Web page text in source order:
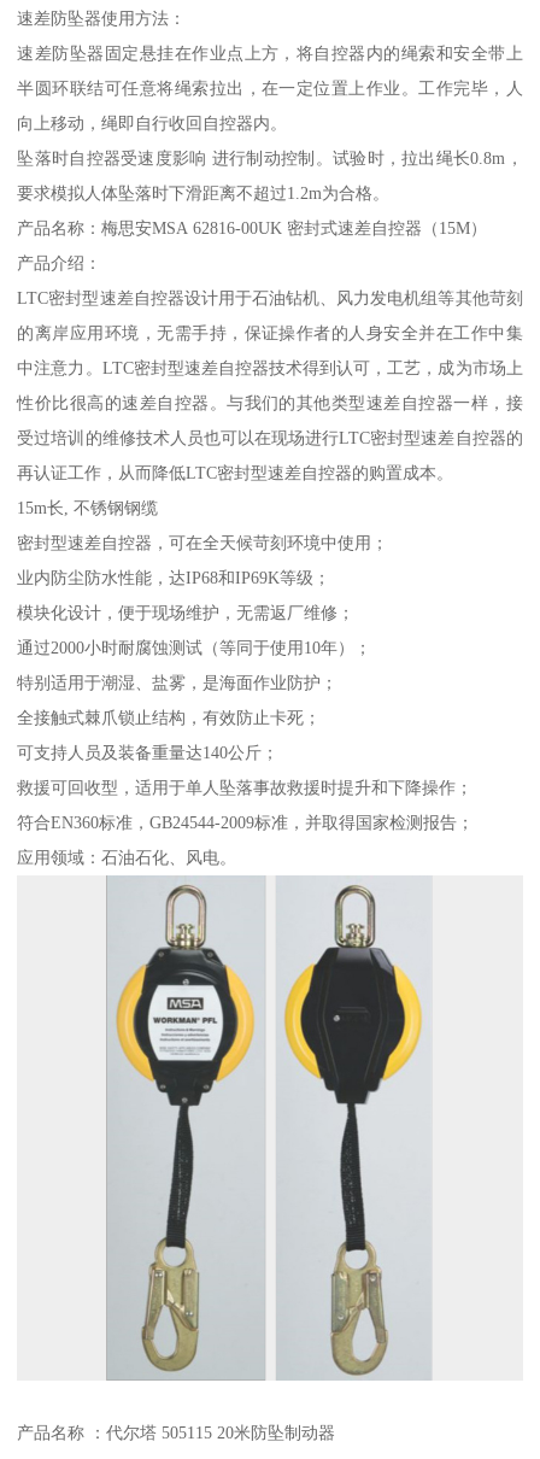
速差防坠器使用方法：
速差防坠器固定悬挂在作业点上方，将自控器内的绳索和安全带上
半圆环联结可任意将绳索拉出，在一定位置上作业。工作完毕，人
向上移动，绳即自行收回自控器内。
坠落时自控器受速度影响 进行制动控制。试验时，拉出绳长0.8m，
要求模拟人体坠落时下滑距离不超过1.2m为合格。
产品名称：梅思安MSA 62816-00UK 密封式速差自控器（15M）
产品介绍：
LTC密封型速差自控器设计用于石油钻机、风力发电机组等其他苛刻
的离岸应用环境，无需手持，保证操作者的人身安全并在工作中集
中注意力。LTC密封型速差自控器技术得到认可，工艺，成为市场上
性价比很高的速差自控器。与我们的其他类型速差自控器一样，接
受过培训的维修技术人员也可以在现场进行LTC密封型速差自控器的
再认证工作，从而降低LTC密封型速差自控器的购置成本。
15m长, 不锈钢钢缆
密封型速差自控器，可在全天候苛刻环境中使用；
业内防尘防水性能，达IP68和IP69K等级；
模块化设计，便于现场维护，无需返厂维修；
通过2000小时耐腐蚀测试（等同于使用10年）；
特别适用于潮湿、盐雾，是海面作业防护；
全接触式棘爪锁止结构，有效防止卡死；
可支持人员及装备重量达140公斤；
救援可回收型，适用于单人坠落事故救援时提升和下降操作；
符合EN360标准，GB24544-2009标准，并取得国家检测报告；
应用领域：石油石化、风电。
产品名称 ：代尔塔 505115 20米防坠制动器